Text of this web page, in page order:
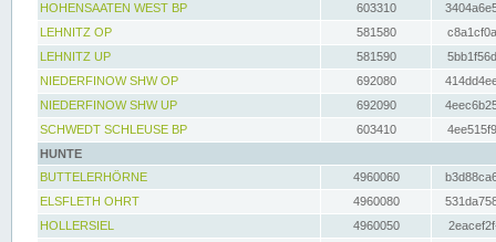
HOHENSAATEN WEST BP
603310
LEHNITZ OP
581580
LEHNITZ UP
581590
NIEDERFINOW SHW OP
692080
NIEDERFINOW SHW UP
692090
SCHWEDT SCHLEUSE BP
603410
HUNTE
BUTTELERHÖRNE
4960060
ELSFLETH OHRT
4960080
HOLLERSIEL
4960050